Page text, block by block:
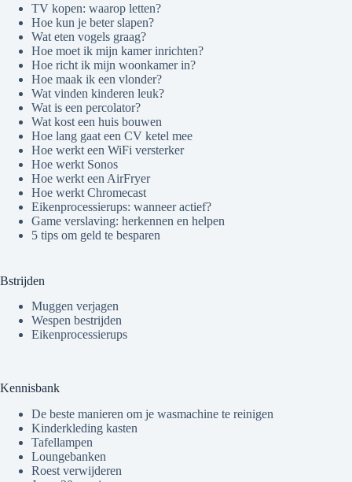
TV kopen: waarop letten?
Hoe kun je beter slapen?
Wat eten vogels graag?
Hoe moet ik mijn kamer inrichten?
Hoe richt ik mijn woonkamer in?
Hoe maak ik een vlonder?
Wat vinden kinderen leuk?
Wat is een percolator?
Wat kost een huis bouwen
Hoe lang gaat een CV ketel mee
Hoe werkt een WiFi versterker
Hoe werkt Sonos
Hoe werkt een AirFryer
Hoe werkt Chromecast
Eikenprocessierups: wanneer actief?
Game verslaving: herkennen en helpen
5 tips om geld te besparen
Bstrijden
Muggen verjagen
Wespen bestrijden
Eikenprocessierups
Kennisbank
De beste manieren om je wasmachine te reinigen
Kinderkleding kasten
Tafellampen
Loungebanken
Roest verwijderen